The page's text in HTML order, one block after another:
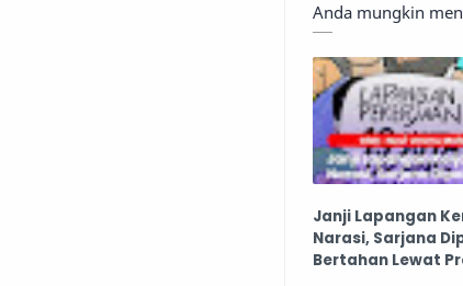
Anda mungkin
Janji Lapangan
Narasi, Sarjana
Bertahan Lewat